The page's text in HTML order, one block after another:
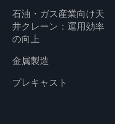
石油・ガス産業向け天
井クレーン：運用効率
の向上
金属製造
プレキャスト